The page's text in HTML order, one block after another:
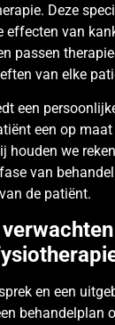
Deze
effecten van
passen
van elke
een
een op
houden we
van
de patiënt.
en een
behandelplan